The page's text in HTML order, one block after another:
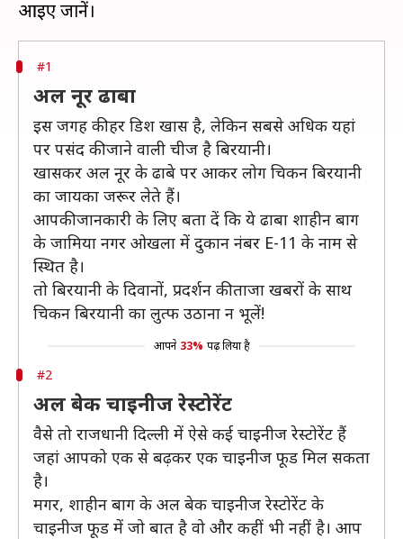
#1
अल नूर ढाबा
इस जगह की हर डिश खास है, लेकिन सबसे अधिक यहां
पर पसंद की जाने वाली चीज है बिरयानी।
खासकर अल नूर के ढाबे पर आकर लोग चिकन बिरयानी
का जायका जरूर लेते हैं।
आपकी जानकारी के लिए बता दें कि ये ढाबा शाहीन बाग
के जामिया नगर ओखला में दुकान नंबर E-11 के नाम से
स्थित है।
तो बिरयानी के दिवानों, प्रदर्शन की ताजा खबरों के साथ
चिकन बिरयानी का लुत्फ उठाना न भूलें!
आपने 33% पढ़ लिया है
#2
अल बेक चाइनीज रेस्टोरेंट
वैसे तो राजधानी दिल्ली में ऐसे कई चाइनीज रेस्टोरेंट हैं
जहां आपको एक से बढ़कर एक चाइनीज फूड मिल सकता
है।
मगर, शाहीन बाग के अल बेक चाइनीज रेस्टोरेंट के
चाइनीज फूड में जो बात है वो और कहीं भी नहीं है। आप